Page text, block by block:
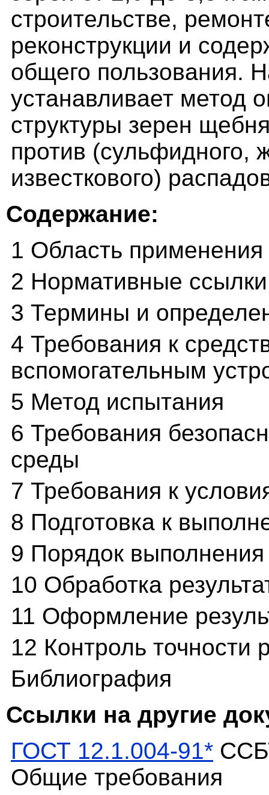
строительстве,
реконструкции и
общего пользования.
устанавливает метод
структуры зерен
против (сульфидного,
известкового)
Содержание:
1 Область применения
2 Нормативные ссылки
3 Термины и
4 Требования к
вспомогательным
5 Метод испытания
6 Требования
среды
7 Требования к
8 Подготовка к
9 Порядок
10 Обработка
11 Оформление
12 Контроль точности
Библиография
Ссылки на другие
ГОСТ 12.1.004-91*
Общие требования